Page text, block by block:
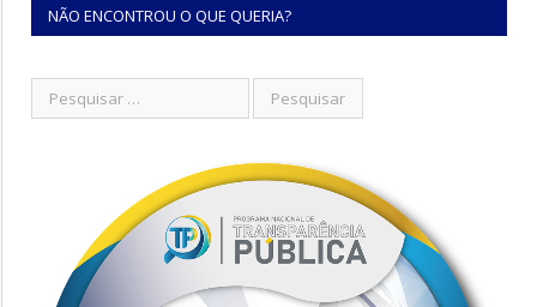
NÃO ENCONTROU O QUE QUERIA?